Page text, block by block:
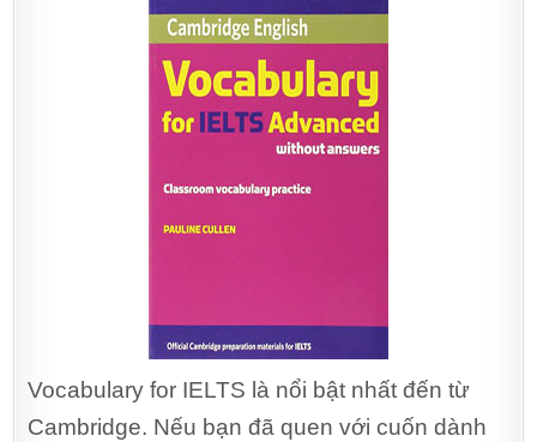
Vocabulary for IELTS là nổi bật nhất đến từ
Cambridge. Nếu bạn đã quen với cuốn dành